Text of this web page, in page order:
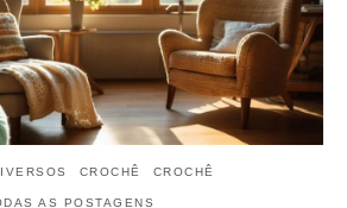
CROCHÊ CROCHÊ
AS POSTAGENS